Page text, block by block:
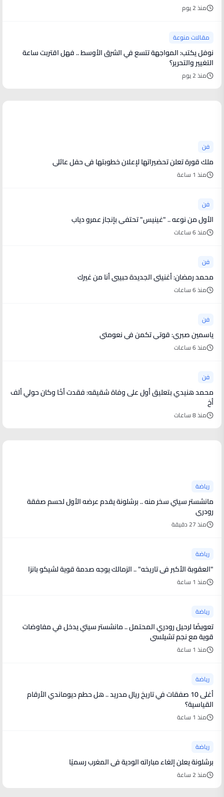
منذ 2 يوم
مقالات منوعة
نوفل يكتب: المواجهة تتسع في الشرق الأوسط .. فهل اقتربت ساعة
التغيير والتحرير؟
منذ 2 يوم
فن
ملك قورة تعلن تحضيراتها لإعلان خطوبتها في حفل عائلي
منذ 1 ساعة
فن
الأول من نوعه .. "غينيس" تحتفي بإنجاز عمرو دياب
منذ 6 ساعات
فن
محمد رمضان: أغنيتي الجديدة حبيبي أنا من غيرك
منذ 6 ساعات
فن
ياسمين صبري: قوتي تكمن في نعومتي
منذ 6 ساعات
فن
محمد هنيدي بتعليق أول على وفاة شقيقه: فقدت أخًا وكان حولي ألف
أخ
منذ 8 ساعات
رياضة
مانشستر سيتي سخر منه .. برشلونة يقدم عرضه الأول لحسم صفقة
رودري
منذ 27 دقيقة
رياضة
"العقوبة الأكبر في تاريخه" .. الزمالك يوجه صدمة قوية لشيكو بانزا
منذ 1 ساعة
رياضة
تعويضًا لرحيل رودري المحتمل .. مانشستر سيتي يدخل في مفاوضات
قوية مع نجم تشيلسي
منذ 1 ساعة
رياضة
أغلى 10 صفقات في تاريخ ريال مدريد .. هل حطم ديوماندي الأرقام
القياسية؟
منذ 1 ساعة
رياضة
برشلونة يعلن إلغاء مباراته الودية في المغرب رسميًا
منذ 2 ساعة